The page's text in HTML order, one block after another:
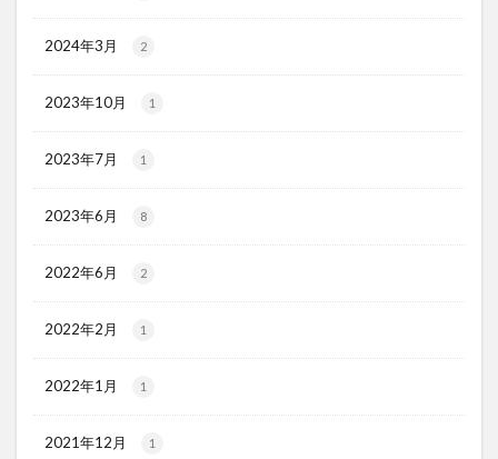
2024年3月 2
2023年10月 1
2023年7月 1
2023年6月 8
2022年6月 2
2022年2月 1
2022年1月 1
2021年12月 1